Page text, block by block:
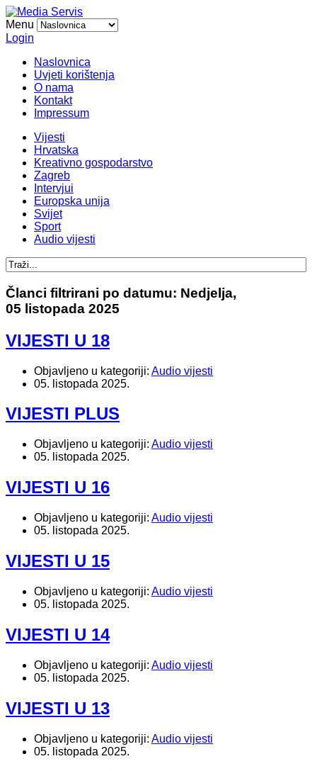
Menu
Login
Naslovnica
Uvjeti korištenja
O nama
Kontakt
Impressum
Vijesti
Hrvatska
Kreativno gospodarstvo
Zagreb
Intervjui
Europska unija
Svijet
Sport
Audio vijesti
Članci filtrirani po datumu: Nedjelja,
05 listopada 2025
VIJESTI U 18
Objavljeno u kategoriji: Audio vijesti
05. listopada 2025.
VIJESTI PLUS
Objavljeno u kategoriji: Audio vijesti
05. listopada 2025.
VIJESTI U 16
Objavljeno u kategoriji: Audio vijesti
05. listopada 2025.
VIJESTI U 15
Objavljeno u kategoriji: Audio vijesti
05. listopada 2025.
VIJESTI U 14
Objavljeno u kategoriji: Audio vijesti
05. listopada 2025.
VIJESTI U 13
Objavljeno u kategoriji: Audio vijesti
05. listopada 2025.